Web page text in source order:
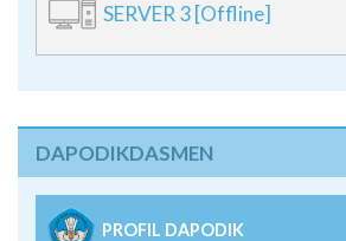
SERVER 3 [Offline]
DAPODIKDASMEN
PROFIL DAPODIK